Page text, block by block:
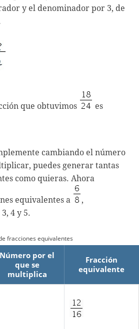
y el denominador por 3, de
que obtuvimos es
cambiando el número
puedes generar tantas
como quieras. Ahora
equivalentes a
,
4 y 5.
fracciones equivalentes
Número por el
que se
multiplica
Fracción
equivalente